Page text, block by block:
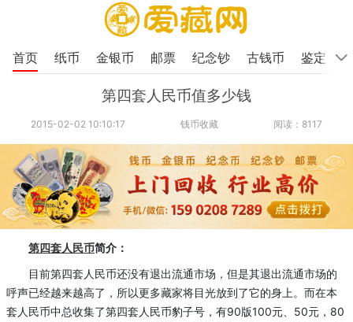
首页 纸币 金银币 邮票 纪念钞 古钱币 鉴定
第四套人民币值多少钱
2015-02-02 10:10:17 钱币收藏 阅读：8117
第四套人民币简介：
目前第四套人民币还没有退出流通市场，但是其退出流通市场的
呼声已经越来越高了，所以更多藏家将目光放到了它的身上。而在本
套人民币中总收集了第四套人民币豹子号，有90版100元、50元，80